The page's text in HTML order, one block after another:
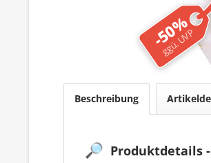
-50%
ggü. UVP
Beschreibung
🔎 Produktdetails